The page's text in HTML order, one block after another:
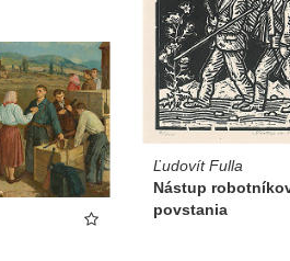
Ľudovít Fulla
Nástup
povstania